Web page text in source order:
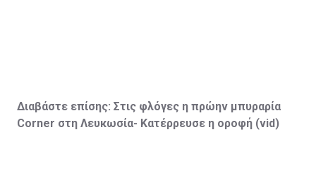
Διαβάστε επίσης: Στις φλόγες η πρώην μπυραρία
Corner στη Λευκωσία- Κατέρρευσε η οροφή (vid)